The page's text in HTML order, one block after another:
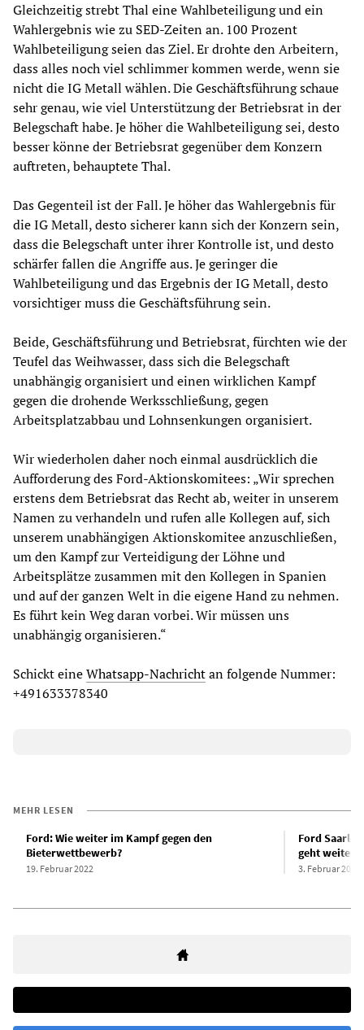
Gleichzeitig strebt Thal eine Wahlbeteiligung und ein
Wahlergebnis wie zu SED-Zeiten an. 100 Prozent
Wahlbeteiligung seien das Ziel. Er drohte den Arbeitern,
dass alles noch viel schlimmer kommen werde, wenn sie
nicht die IG Metall wählen. Die Geschäftsführung schaue
sehr genau, wie viel Unterstützung der Betriebsrat in der
Belegschaft habe. Je höher die Wahlbeteiligung sei, desto
besser könne der Betriebsrat gegenüber dem Konzern
auftreten, behauptete Thal.
Das Gegenteil ist der Fall. Je höher das Wahlergebnis für
die IG Metall, desto sicherer kann sich der Konzern sein,
dass die Belegschaft unter ihrer Kontrolle ist, und desto
schärfer fallen die Angriffe aus. Je geringer die
Wahlbeteiligung und das Ergebnis der IG Metall, desto
vorsichtiger muss die Geschäftsführung sein.
Beide, Geschäftsführung und Betriebsrat, fürchten wie der
Teufel das Weihwasser, dass sich die Belegschaft
unabhängig organisiert und einen wirklichen Kampf
gegen die drohende Werksschließung, gegen
Arbeitsplatzabbau und Lohnsenkungen organisiert.
Wir wiederholen daher noch einmal ausdrücklich die
Aufforderung des Ford-Aktionskomitees: „Wir sprechen
erstens dem Betriebsrat das Recht ab, weiter in unserem
Namen zu verhandeln und rufen alle Kollegen auf, sich
unserem unabhängigen Aktionskomitee anzuschließen,
um den Kampf zur Verteidigung der Löhne und
Arbeitsplätze zusammen mit den Kollegen in Spanien
und auf der ganzen Welt in die eigene Hand zu nehmen.
Es führt kein Weg daran vorbei. Wir müssen uns
unabhängig organisieren.“
Schickt eineWhatsapp-Nachrichtan folgende Nummer:
+491633378340
MEHR LESEN
Ford: Wie weiter im Kampf gegen den
Bieterwettbewerb?
19. Februar 2022
Ford
geht weiter
3. Februar 2022